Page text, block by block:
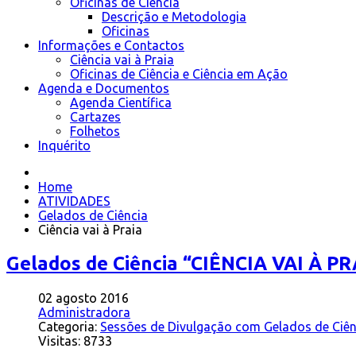
Descrição e Metodologia
Oficinas
Informações e Contactos
Ciência vai à Praia
Oficinas de Ciência e Ciência em Ação
Agenda e Documentos
Agenda Científica
Cartazes
Folhetos
Inquérito
Home
ATIVIDADES
Gelados de Ciência
Ciência vai à Praia
Gelados de Ciência “CIÊNCIA VAI À
02 agosto 2016
Administradora
Categoria: Sessões de Divulgação com Gelados de
Visitas: 8733